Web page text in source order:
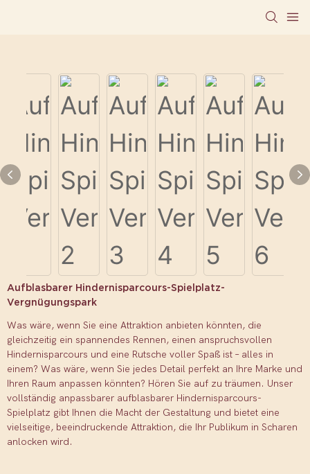
Aufblasbarer Hindernisparcours-Spielplatz-
Vergnügungspark
Was wäre, wenn Sie eine Attraktion anbieten könnten, die
gleichzeitig ein spannendes Rennen, einen anspruchsvollen
Hindernisparcours und eine Rutsche voller Spaß ist – alles in
einem? Was wäre, wenn Sie jedes Detail perfekt an Ihre Marke und
Ihren Raum anpassen könnten? Hören Sie auf zu träumen. Unser
vollständig anpassbarer aufblasbarer Hindernisparcours-
Spielplatz gibt Ihnen die Macht der Gestaltung und bietet eine
vielseitige, beeindruckende Attraktion, die Ihr Publikum in Scharen
anlocken wird.